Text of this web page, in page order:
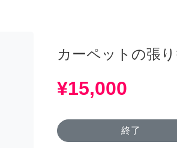
カーペットの張
¥15,000
終了